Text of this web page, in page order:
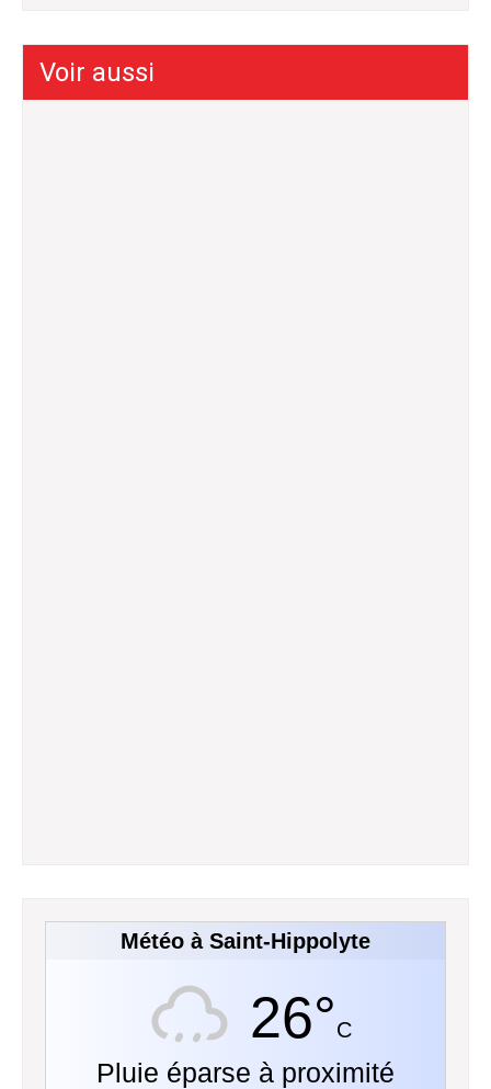
Voir aussi
Météo à Saint-Hippolyte
26°C
Pluie éparse à proximité